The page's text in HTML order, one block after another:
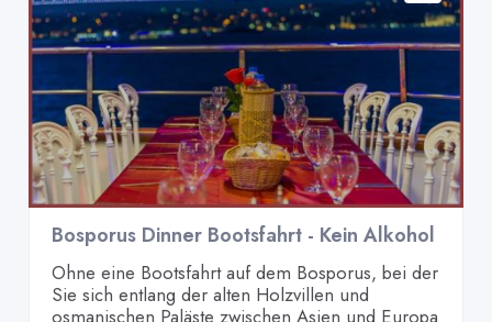
Bosporus Dinner Bootsfahrt - Kein Alkohol
Ohne eine Bootsfahrt auf dem Bosporus, bei der
Sie sich entlang der alten Holzvillen und
osmanischen Paläste zwischen Asien und Europa